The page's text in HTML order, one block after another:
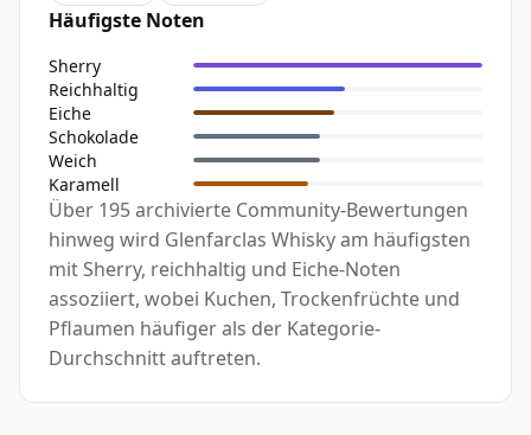
Häufigste Noten
Sherry
Reichhaltig
Eiche
Schokolade
Weich
Karamell
Über 195 archivierte Community-Bewertungen
hinweg wird Glenfarclas Whisky am häufigsten
mit Sherry, reichhaltig und Eiche-Noten
assoziiert, wobei Kuchen, Trockenfrüchte und
Pflaumen häufiger als der Kategorie-
Durchschnitt auftreten.